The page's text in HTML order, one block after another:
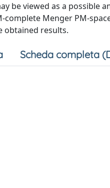
be viewed as a
Menger PM-
obtained results.
Scheda completa